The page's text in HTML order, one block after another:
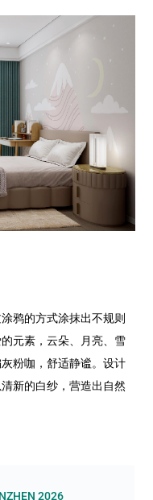
鸦的方式涂抹出不规则
元素，云朵、月亮、雪
粉咖，舒适静谧。设计
新的白纱，营造出自然